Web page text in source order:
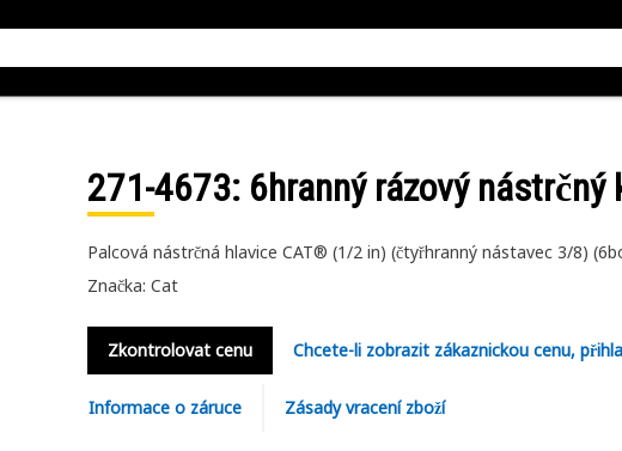
271-4673: 6hranný rázový
Palcová nástrčná hlavice CAT® (1/2 in) (čtyřhranný nástavec 3/8)
Značka: Cat
Zkontrolovat cenu Chcete-li zobrazit zákaznickou cenu,
Informace o záruce Zásady vracení zboží